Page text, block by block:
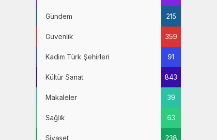
Gündem 215
Güvenlik 359
Kadim Türk Şehirleri 91
Kültür Sanat 843
Makaleler 39
Sağlık 63
Siyaset 238